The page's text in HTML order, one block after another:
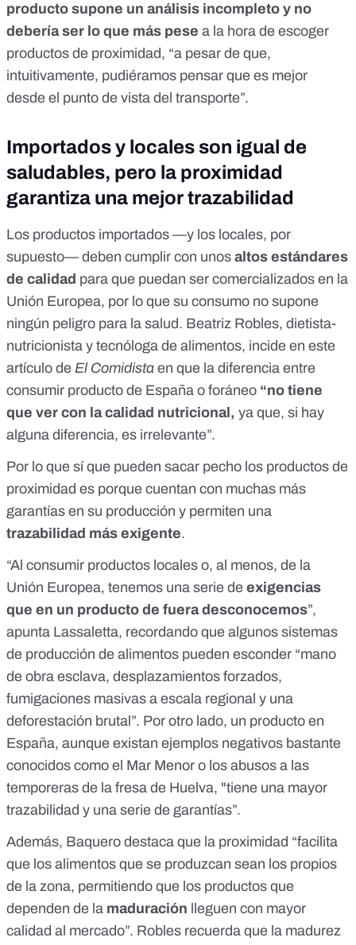
producto supone un análisis incompleto y no
debería ser lo que más pese a la hora de escoger
productos de proximidad, “a pesar de que,
intuitivamente, pudiéramos pensar que es mejor
desde el punto de vista del transporte”.
Importados y locales son igual de
saludables, pero la proximidad
garantiza una mejor trazabilidad
Los productos importados —y los locales, por
supuesto— deben cumplir con unos altos estándares
de calidad para que puedan ser comercializados en la
Unión Europea, por lo que su consumo no supone
ningún peligro para la salud. Beatriz Robles, dietista-
nutricionista y tecnóloga de alimentos, incide en este
artículo de El Comidista en que la diferencia entre
consumir producto de España o foráneo “no tiene
que ver con la calidad nutricional, ya que, si hay
alguna diferencia, es irrelevante”.
Por lo que sí que pueden sacar pecho los productos de
proximidad es porque cuentan con muchas más
garantías en su producción y permiten una
trazabilidad más exigente.
“Al consumir productos locales o, al menos, de la
Unión Europea, tenemos una serie de exigencias
que en un producto de fuera desconocemos”,
apunta Lassaletta, recordando que algunos sistemas
de producción de alimentos pueden esconder “mano
de obra esclava, desplazamientos forzados,
fumigaciones masivas a escala regional y una
deforestación brutal”. Por otro lado, un producto en
España, aunque existan ejemplos negativos bastante
conocidos como el Mar Menor o los abusos a las
temporeras de la fresa de Huelva, "tiene una mayor
trazabilidad y una serie de garantías”.
Además, Baquero destaca que la proximidad “facilita
que los alimentos que se produzcan sean los propios
de la zona, permitiendo que los productos que
dependen de la maduración
lleguen con mayor
calidad al mercado”. Robles recuerda que la madurez